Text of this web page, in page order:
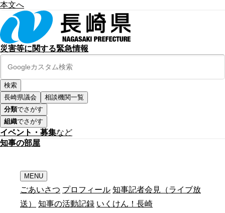
本文へ
災害等に関する緊急情報
長崎県議会
相談機関一覧
分類でさがす
組織でさがす
イベント・募集など
知事の部屋
MENU
ごあいさつ プロフィール 知事記者会見（ライブ放
送）
知事の活動記録 いくけん！長崎